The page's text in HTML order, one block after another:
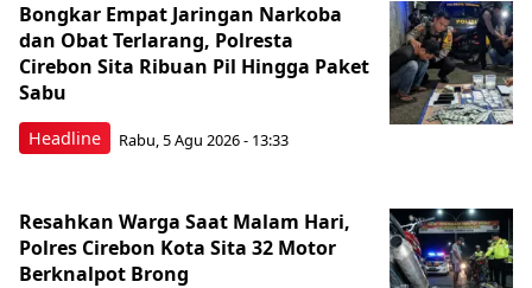
Headline
Bongkar Empat Jaringan Narkoba
dan Obat Terlarang, Polresta
Cirebon Sita Ribuan Pil Hingga Paket
Sabu
Rabu, 5 Agu 2026 - 13:33
Resahkan Warga Saat Malam Hari,
Polres Cirebon Kota Sita 32 Motor
Berknalpot Brong